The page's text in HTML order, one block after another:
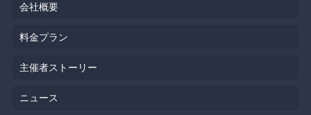
会社概要
料金プラン
主催者ストーリー
ニュース